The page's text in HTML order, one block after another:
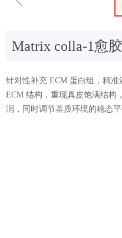
针对性补充 ECM 蛋白组，精准
ECM 结构，重现真皮饱满结构
润，同时调节基质环境的稳态
Matrix colla-1愈